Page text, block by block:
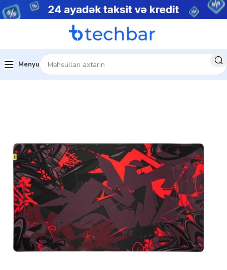
Menyu
Ev Kompüter aksesuarları Mouse Pad